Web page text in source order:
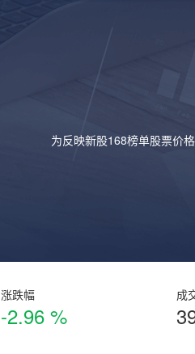
为反映新股168榜单股票价
涨跌幅
-2.96 %
成